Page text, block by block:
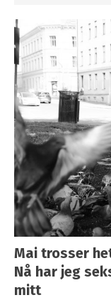
Mai trosser
Nå har jeg
mitt